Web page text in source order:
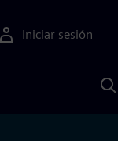
Iniciar sesión